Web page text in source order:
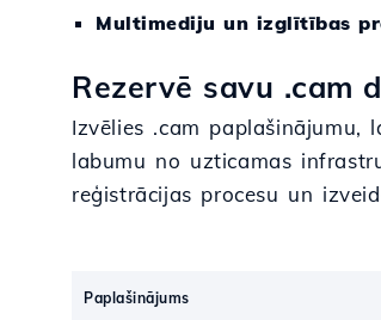
Multimediju un izglītības
Rezervē savu .cam
Izvēlies .cam
labumu no uzticamas
reģistrācijas procesu un
Paplašinājums